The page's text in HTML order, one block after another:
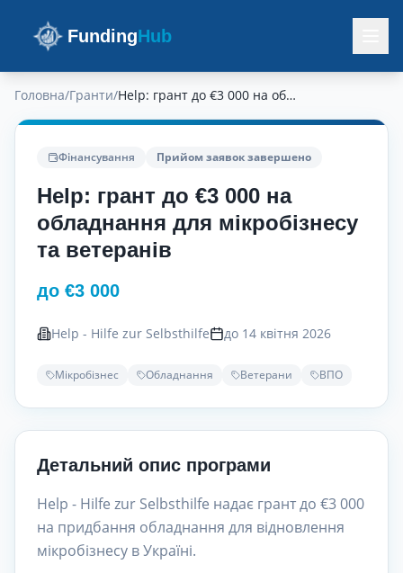
FundingHub
Головна/Гранти/ Help: грант до €3 000 на обладнання для мікробізнесу та ветеранів
Фінансування Прийом заявок завершено
Help: грант до €3 000 на
обладнання для мікробізнесу
та ветеранів
до €3 000
Help - Hilfe zur Selbsthilfe до 14 квітня 2026
Мікробізнес Обладнання Ветерани ВПО
Детальний опис програми
Help - Hilfe zur Selbsthilfe надає грант до €3 000
на придбання обладнання для відновлення
мікробізнесу в Україні.